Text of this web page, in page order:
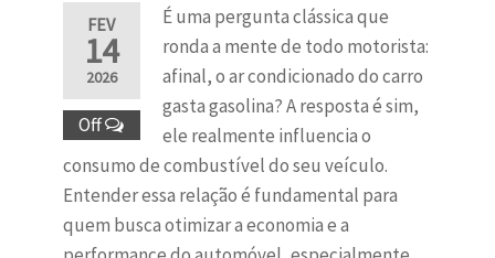
FEV
14
2026
Off
É uma pergunta clássica que
ronda a mente de todo motorista:
afinal, o ar condicionado do carro
gasta gasolina? A resposta é sim,
ele realmente influencia o
consumo de combustível do seu veículo.
Entender essa relação é fundamental para
quem busca otimizar a economia e a